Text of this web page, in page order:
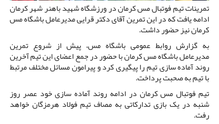
تمرینات تیم فوتبال مس کرمان در ورزشگاه شهید باهنر شهر کرمان
ادامه یافت که در این تمرین آقای دکتر قرایی مدیرعامل باشگاه مس
کرمان نیز حضور داشت.
به گزارش روابط عمومی باشگاه مس، پیش از شروع تمرین
مدیرعامل باشگاه مس کرمان با حضور در جمع اعضای این تیم آخرین
روند آماده سازی تیم را پیگیری کرد و پیرامون مسائل مختلف مرتبط
با تیم به صحبت پرداخت.
تیم فوتبال مس کرمان در ادامه روند آماده سازی خود عصر روز
شنبه در یک بازی تدارکاتی به مصاف تیم فولاد هرمزگان خواهد
رفت.